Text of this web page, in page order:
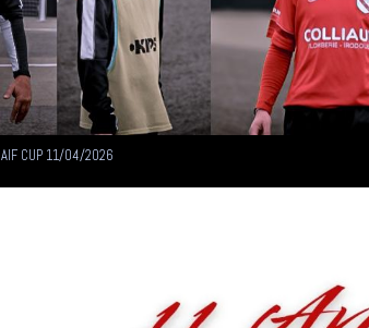
AIF CUP 11/04/2026